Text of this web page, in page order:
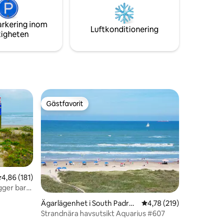
en
inom
Luftkonditionering
av 5 i genomsnittligt betyg, 181 omdömen
4,86 (181)
bara
Gästfavorit
Gästfavorit
Ägarlägenhet i South Padre I
sland
4,78 av 5 i
4,78 (219)
Strandnära havsutsikt Aquarius #607